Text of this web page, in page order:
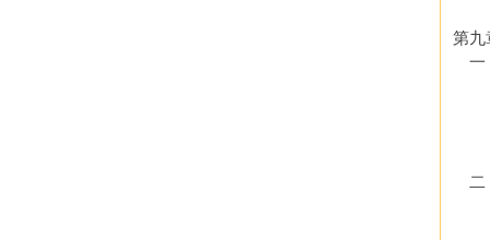
（
第
一
（
（
（
（
二
（
（